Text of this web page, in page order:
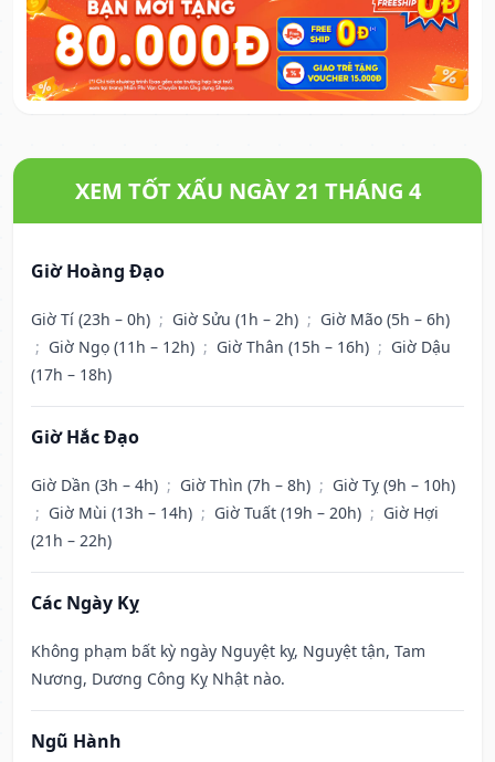
XEM TỐT XẤU NGÀY 21 THÁNG 4
Giờ Hoàng Đạo
Giờ Tí (23h – 0h) ; Giờ Sửu (1h – 2h) ; Giờ Mão (5h – 6h)
; Giờ Ngọ (11h – 12h) ; Giờ Thân (15h – 16h) ; Giờ Dậu
(17h – 18h)
Giờ Hắc Đạo
Giờ Dần (3h – 4h) ; Giờ Thìn (7h – 8h) ; Giờ Tỵ (9h – 10h)
; Giờ Mùi (13h – 14h) ; Giờ Tuất (19h – 20h) ; Giờ Hợi
(21h – 22h)
Các Ngày Kỵ
Không phạm bất kỳ ngày Nguyệt kỵ, Nguyệt tận, Tam
Nương, Dương Công Kỵ Nhật nào.
Ngũ Hành